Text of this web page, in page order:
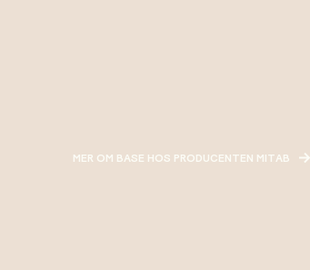
MER OM BASE HOS PRODUCENTEN MITAB